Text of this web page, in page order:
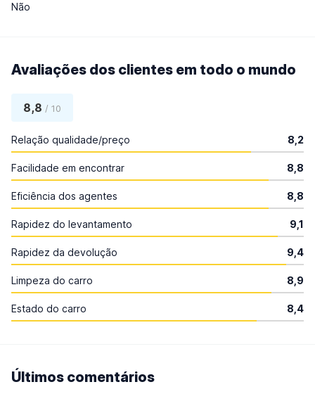
Não
Avaliações dos clientes em todo o mundo
8,8 / 10
Relação qualidade/preço 8,2
Facilidade em encontrar 8,8
Eficiência dos agentes 8,8
Rapidez do levantamento 9,1
Rapidez da devolução 9,4
Limpeza do carro 8,9
Estado do carro 8,4
Últimos comentários